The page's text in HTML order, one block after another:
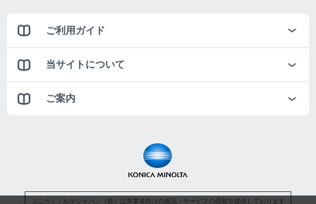
ご利用ガイド
当サイトについて
ご案内
コニカミノルタジャパン（株）は事業者向けの商品・サービスの情報を提供しております